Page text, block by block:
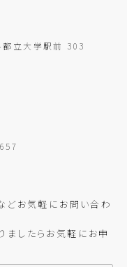
立大学駅前 303
どお気軽にお問い合わ
したらお気軽にお申